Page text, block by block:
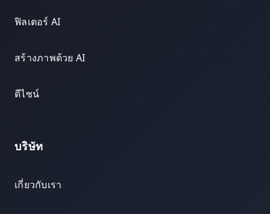
ฟิลเตอร์ AI
สร้างภาพด้วย AI
ดีไซน์
บริษัท
เกี่ยวกับเรา